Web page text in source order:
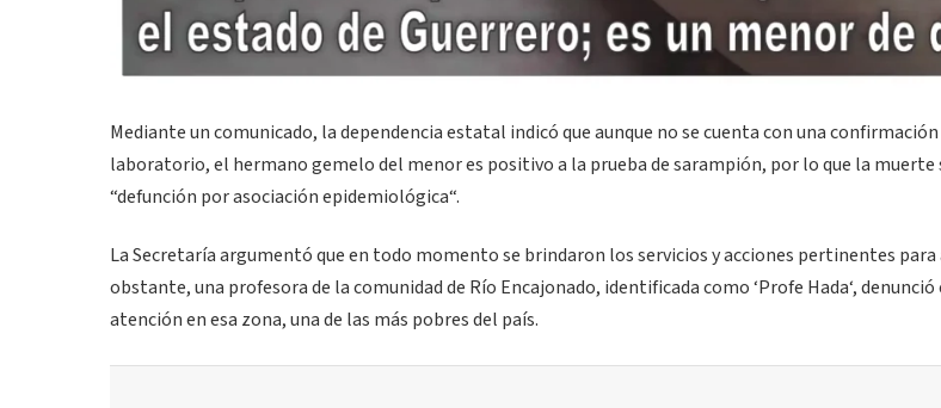
Mediante un comunicado, la dependencia estatal indicó que aunque no se cuenta con una
laboratorio, el hermano gemelo del menor es positivo a la prueba de sarampión, por lo que la muerte
“defunción por asociación epidemiológica“.
La Secretaría argumentó que en todo momento se brindaron los servicios y acciones pertinentes
obstante, una profesora de la comunidad de Río Encajonado, identificada como ‘Profe Hada‘,
atención en esa zona, una de las más pobres del país.